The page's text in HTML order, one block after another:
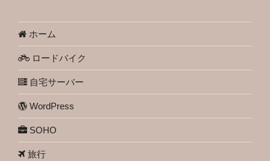
ホーム
ロードバイク
自宅サーバー
WordPress
SOHO
旅行